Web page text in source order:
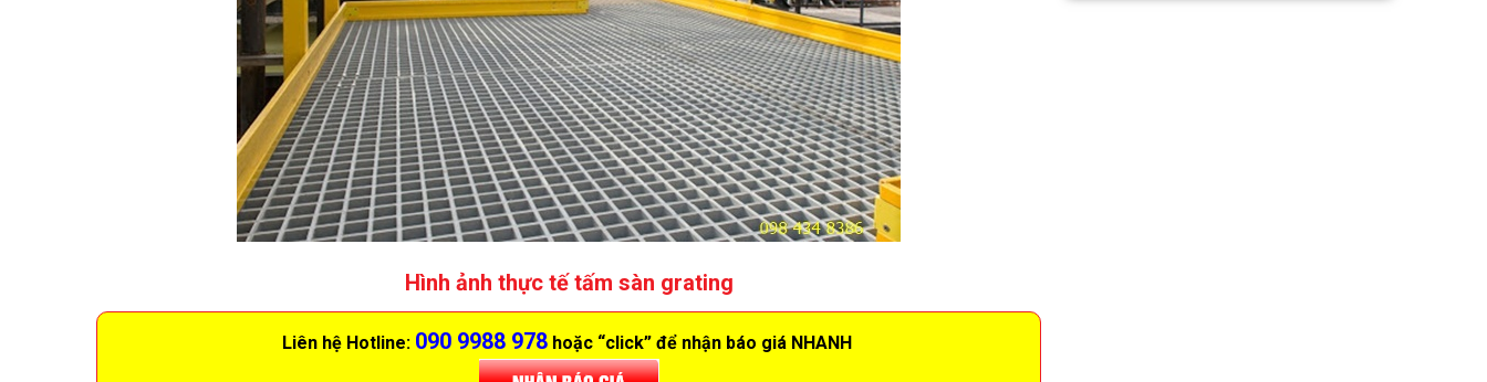
Hình ảnh thực tế tấm sàn grating
Liên hệ Hotline: 090 9988 978hoặc “click” để nhận báo giá NHANH